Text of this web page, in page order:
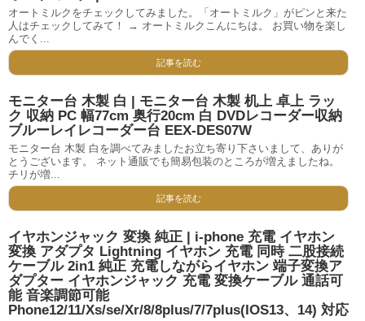
オートミルクをチェックしてみました。「オートミルク」がピンと来た
人はチェックしてみて！ → オートミルクこんにちは。 お買い物を楽し
んでく...
記事を読む
モニター台 木製 白 | モニター台 木製 机上 卓上 ラッ
ク 収納 PC 幅77cm 奥行20cm 白 DVDレコーダー収納
ブルーレイレコーダー台 EEX-DES07W
モニター台 木製 白を調べてみましたお立ち寄り下さいまして、ありが
とうございます。 ネット通販でも簡易包装のところが増えましたね。
チリが増...
記事を読む
イヤホンジャック 変換 純正 | i-phone 充電 イヤホン
変換 アダプタ Lightning イヤホン 充電 同時 二股接続
ケーブル 2in1 純正 充電しながらイヤホン 端子変換ア
ダプター イヤホンジャック 充電 変換ケーブル 通話可
能 音楽調節可能
Phone12/11/Xs/se/Xr/8/8plus/7/7plus(IOS13、14) 対応